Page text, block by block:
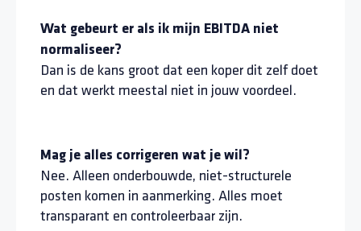
Wat gebeurt er als ik mijn EBITDA niet
normaliseer?
Dan is de kans groot dat een koper dit zelf doet
en dat werkt meestal niet in jouw voordeel.
Mag je alles corrigeren wat je wil?
Nee. Alleen onderbouwde, niet-structurele
posten komen in aanmerking. Alles moet
transparant en controleerbaar zijn.